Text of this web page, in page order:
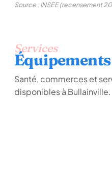
Source : INSEE (recensement
Services
Santé, commerces et
disponibles à Bullainville.